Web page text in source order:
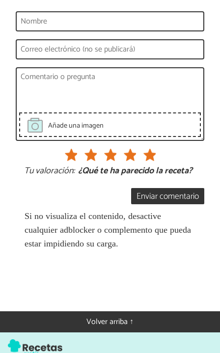
Añade una imagen
Tu valoración: ¿Qué te ha parecido la receta?
Enviar comentario
Si no visualiza el contenido, desactive
cualquier adblocker o complemento que pueda
estar impidiendo su carga.
Volver arriba ↑